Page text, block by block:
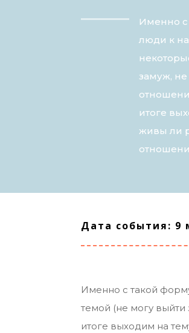
Именно с
люди к
замуж,
итоге
живы ли
Дата события: 9
Именно с такой
темой (не могу
итоге выходим на